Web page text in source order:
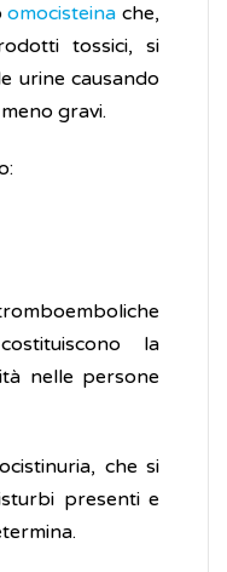
omocisteinache,
tossici, si
urine causando
gravi.
la
nelle persone
che si
presenti e